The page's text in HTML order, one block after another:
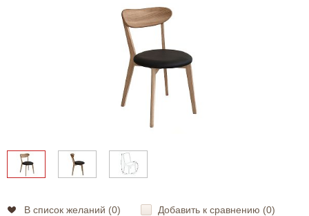
В список желаний (0) Добавить к сравнению (0)